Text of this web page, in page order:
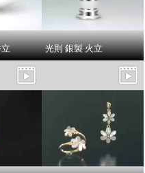
光則 銀製 火立